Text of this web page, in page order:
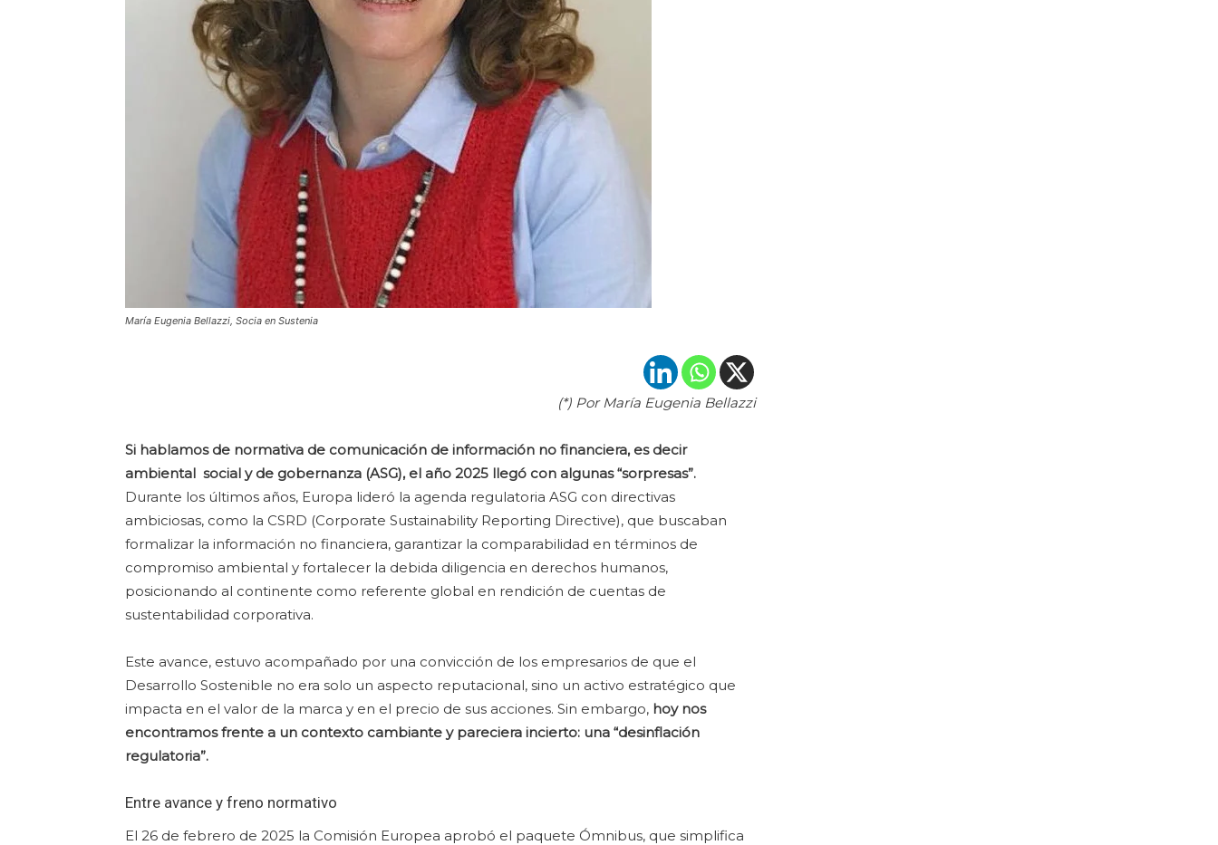
María Eugenia Bellazzi, Socia en Sustenia
(*) Por María Eugenia Bellazzi
Si hablamos de normativa de comunicación de información no financiera, es decir
ambiental social y de gobernanza (ASG), el año 2025 llegó con algunas “sorpresas”.
Durante los últimos años, Europa lideró la agenda regulatoria ASG con directivas
ambiciosas, como la CSRD (Corporate Sustainability Reporting Directive), que buscaban
formalizar la información no financiera, garantizar la comparabilidad en términos de
compromiso ambiental y fortalecer la debida diligencia en derechos humanos,
posicionando al continente como referente global en rendición de cuentas de
sustentabilidad corporativa.
Este avance, estuvo acompañado por una convicción de los empresarios de que el
Desarrollo Sostenible no era solo un aspecto reputacional, sino un activo estratégico que
impacta en el valor de la marca y en el precio de sus acciones. Sin embargo, hoy nos
encontramos frente a un contexto cambiante y pareciera incierto: una “desinflación
regulatoria”.
Entre avance y freno normativo
El 26 de febrero de 2025 la Comisión Europea aprobó el paquete Ómnibus, que simplifica